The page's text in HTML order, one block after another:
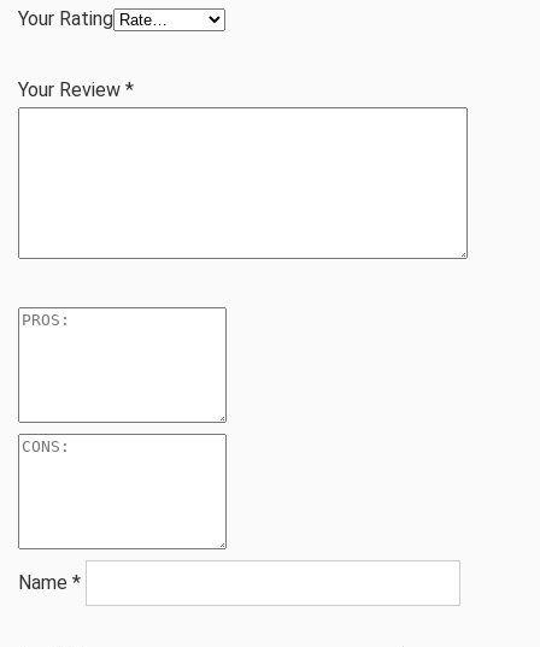
Your Rating
Your Review *
Name *